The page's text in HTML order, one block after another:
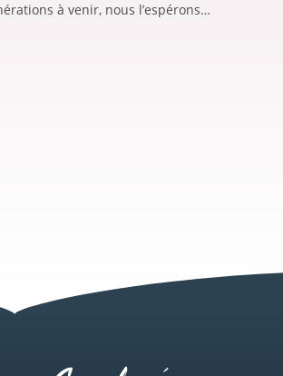
à venir, nous l’espérons…